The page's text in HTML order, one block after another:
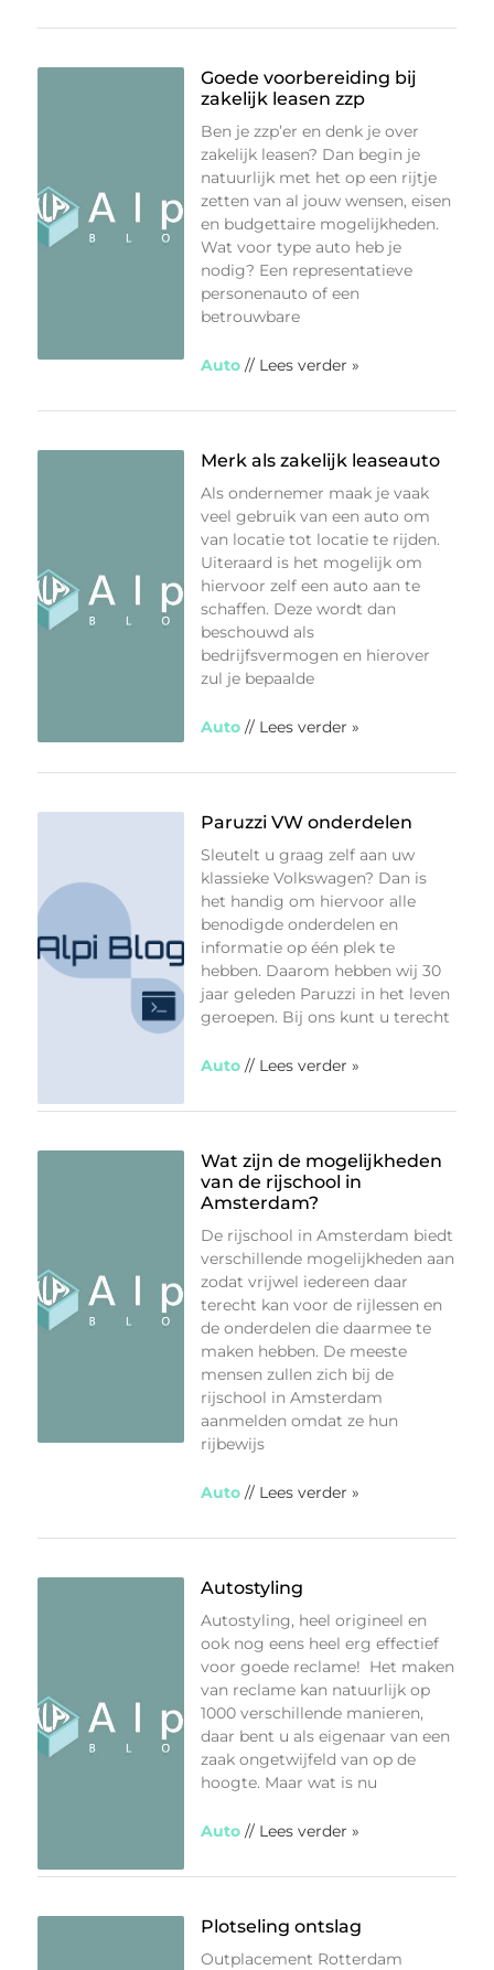
Goede voorbereiding bij
zakelijk leasen zzp
Ben je zzp’er en denk je over
zakelijk leasen? Dan begin je
natuurlijk met het op een rijtje
zetten van al jouw wensen, eisen
en budgettaire mogelijkheden.
Wat voor type auto heb je
nodig? Een representatieve
personenauto of een
betrouwbare
Auto // Lees verder »
Merk als zakelijk leaseauto
Als ondernemer maak je vaak
veel gebruik van een auto om
van locatie tot locatie te rijden.
Uiteraard is het mogelijk om
hiervoor zelf een auto aan te
schaffen. Deze wordt dan
beschouwd als
bedrijfsvermogen en hierover
zul je bepaalde
Auto // Lees verder »
Paruzzi VW onderdelen
Sleutelt u graag zelf aan uw
klassieke Volkswagen? Dan is
het handig om hiervoor alle
benodigde onderdelen en
informatie op één plek te
hebben. Daarom hebben wij 30
jaar geleden Paruzzi in het leven
geroepen. Bij ons kunt u terecht
Auto // Lees verder »
Wat zijn de mogelijkheden
van de rijschool in
Amsterdam?
De rijschool in Amsterdam biedt
verschillende mogelijkheden aan
zodat vrijwel iedereen daar
terecht kan voor de rijlessen en
de onderdelen die daarmee te
maken hebben. De meeste
mensen zullen zich bij de
rijschool in Amsterdam
aanmelden omdat ze hun
rijbewijs
Auto // Lees verder »
Autostyling
Autostyling, heel origineel en
ook nog eens heel erg effectief
voor goede reclame! Het maken
van reclame kan natuurlijk op
1000 verschillende manieren,
daar bent u als eigenaar van een
zaak ongetwijfeld van op de
hoogte. Maar wat is nu
Auto // Lees verder »
Plotseling ontslag
Outplacement Rotterdam